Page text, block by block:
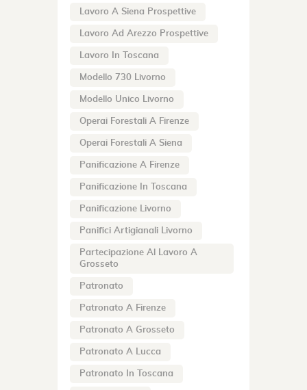
Lavoro A Siena Prospettive
Lavoro Ad Arezzo Prospettive
Lavoro In Toscana
Modello 730 Livorno
Modello Unico Livorno
Operai Forestali A Firenze
Operai Forestali A Siena
Panificazione A Firenze
Panificazione In Toscana
Panificazione Livorno
Panifici Artigianali Livorno
Partecipazione Al Lavoro A
Grosseto
Patronato
Patronato A Firenze
Patronato A Grosseto
Patronato A Lucca
Patronato In Toscana